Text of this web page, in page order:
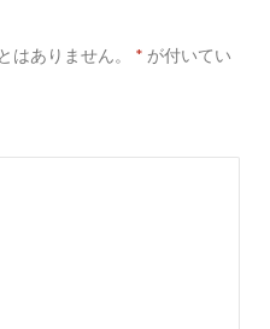
はありません。 * が付いてい